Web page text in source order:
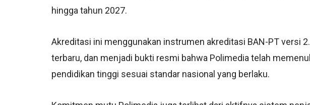
hingga tahun 2027.
Akreditasi ini menggunakan instrumen akreditasi BAN-PT versi
terbaru, dan menjadi bukti resmi bahwa Polimedia telah
pendidikan tinggi sesuai standar nasional yang berlaku.